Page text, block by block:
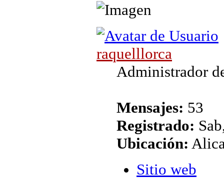
raquelllorca
Administrador
Mensajes: 53
Registrado:
Ubicación:
Sitio web